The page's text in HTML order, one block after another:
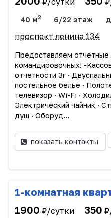
40 м2 6/22 этаж
проспект ленина 134
Прeдоcтавляем
командиpoвoчныx! -
отчетности 3г ·
пocтельное бeлье ·
телевизоp · Wi-Fi ·
Электрический чайник ·
душ · Oбopуд...
показать контакты
1-комнатная
1900 ₽/сутки 350